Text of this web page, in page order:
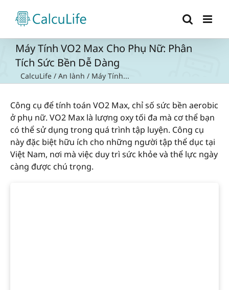
content
Máy Tính VO2 Max Cho Phụ Nữ: Phân
Tích Sức Bền Dễ Dàng
CalcuLife / An lành / Máy Tính...
Công cụ để tính toán VO2 Max, chỉ số sức bền aerobic
ở phụ nữ. VO2 Max là lượng oxy tối đa mà cơ thể bạn
có thể sử dụng trong quá trình tập luyện. Công cụ
này đặc biệt hữu ích cho những người tập thể dục tại
Việt Nam, nơi mà việc duy trì sức khỏe và thể lực ngày
càng được chú trọng.